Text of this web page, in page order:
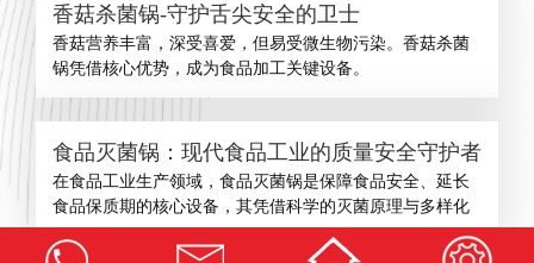
香菇杀菌锅-守护舌尖安全的卫士
​香菇营养丰富，深受喜爱，但易受微生物污染。香菇杀菌
锅凭借核心优势，成为食品加工关键设备。
食品灭菌锅：现代食品工业的质量安全守护者
在食品工业生产领域，食品灭菌锅是保障食品安全、延长
食品保质期的核心设备，其凭借科学的灭菌原理与多样化